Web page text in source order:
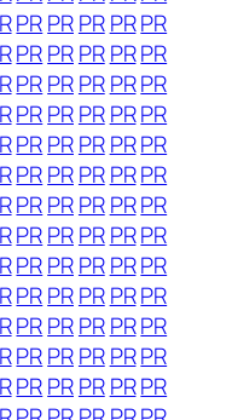
PRPRPR PRPR
PRPRPR PRPR
PRPRPR PRPR
PRPRPR PRPR
PRPRPR PRPR
PRPRPR PRPR
PRPRPR PRPR
PRPRPR PRPR
PRPRPR PRPR
PRPRPR PRPR
PRPRPR PRPR
PRPRPR PRPR
PRPRPR PRPR